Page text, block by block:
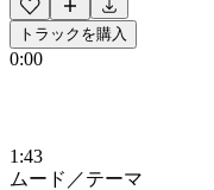
トラックを購入
0:00
1:43
ムード／テーマ